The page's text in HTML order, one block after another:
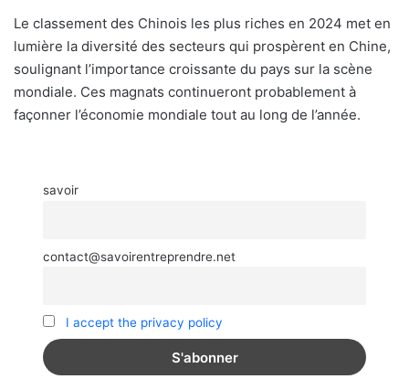
Le classement des Chinois les plus riches en 2024 met en
lumière la diversité des secteurs qui prospèrent en Chine,
soulignant l’importance croissante du pays sur la scène
mondiale. Ces magnats continueront probablement à
façonner l’économie mondiale tout au long de l’année.
savoir
contact@savoirentreprendre.net
I accept the privacy policy